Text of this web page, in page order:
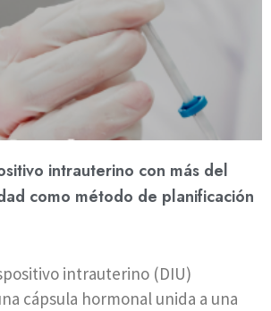
intrauterino con más del
como método de planificación
intrauterino (DIU)
cápsula hormonal unida a una